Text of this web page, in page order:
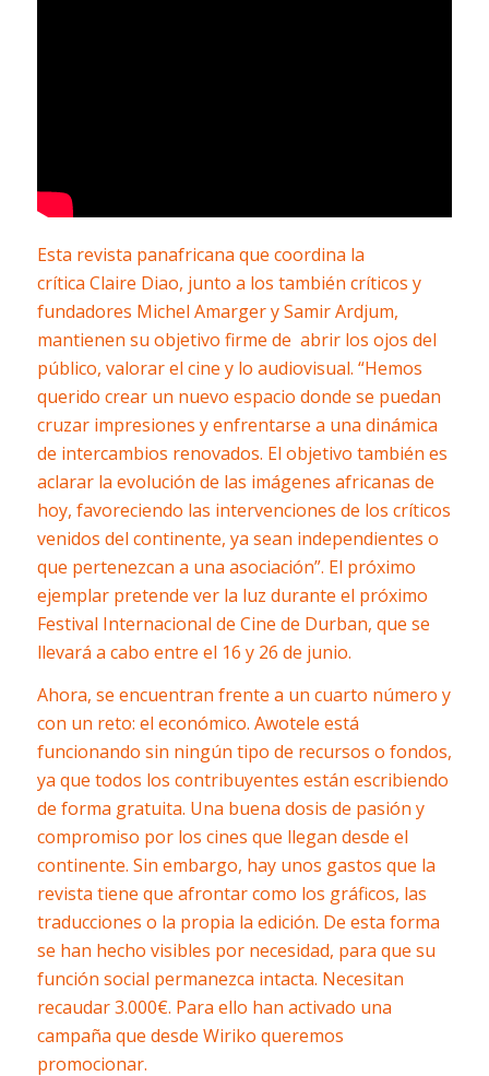
Esta revista panafricana que coordina la
crítica Claire Diao, junto a los también críticos y
fundadores Michel Amarger y Samir Ardjum,
mantienen su objetivo firme de abrir los ojos del
público, valorar el cine y lo audiovisual. “Hemos
querido crear un nuevo espacio donde se puedan
cruzar impresiones y enfrentarse a una dinámica
de intercambios renovados. El objetivo también es
aclarar la evolución de las imágenes africanas de
hoy, favoreciendo las intervenciones de los críticos
venidos del continente, ya sean independientes o
que pertenezcan a una asociación”. El próximo
ejemplar pretende ver la luz durante el próximo
Festival Internacional de Cine de Durban, que se
llevará a cabo entre el 16 y 26 de junio.
Ahora, se encuentran frente a un cuarto número y
con un reto: el económico. Awotele está
funcionando sin ningún tipo de recursos o fondos,
ya que todos los contribuyentes están escribiendo
de forma gratuita. Una buena dosis de pasión y
compromiso por los cines que llegan desde el
continente. Sin embargo, hay unos gastos que la
revista tiene que afrontar como los gráficos, las
traducciones o la propia la edición. De esta forma
se han hecho visibles por necesidad, para que su
función social permanezca intacta. Necesitan
recaudar 3.000€. Para ello han activado una
campaña que desde Wiriko queremos
promocionar.